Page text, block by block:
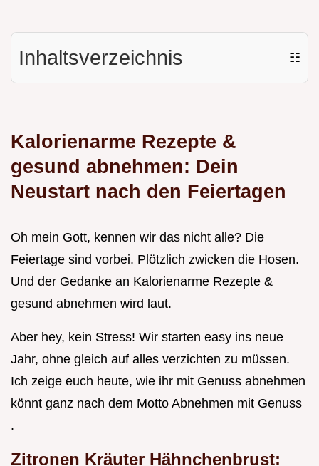
Inhaltsverzeichnis ☷
Kalorienarme Rezepte &
gesund abnehmen: Dein
Neustart nach den Feiertagen
Oh mein Gott, kennen wir das nicht alle? Die
Feiertage sind vorbei. Plötzlich zwicken die Hosen.
Und der Gedanke an Kalorienarme Rezepte &
gesund abnehmen wird laut.
Aber hey, kein Stress! Wir starten easy ins neue
Jahr, ohne gleich auf alles verzichten zu müssen.
Ich zeige euch heute, wie ihr mit Genuss abnehmen
könnt ganz nach dem Motto Abnehmen mit Genuss
.
Zitronen Kräuter Hähnchenbrust: